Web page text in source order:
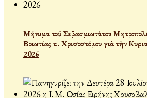
Μήνυμα τοῦ Σεβασμιωτάτου
Βοιωτίας κ. Χρυσοστόμου γιὰ τὴν
2026